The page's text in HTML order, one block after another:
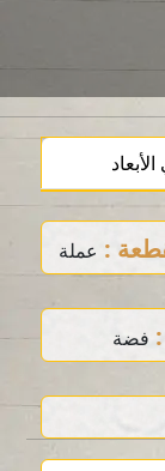
: عملة
فضة